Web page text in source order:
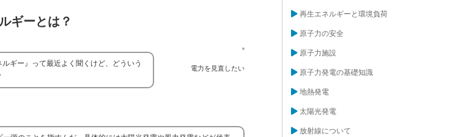
ギーとは？
電力を見直したい
ギー』って最近よく聞くけど、どういう
再生エネルギーと環境負荷
原子力の安全
原子力施設
原子力発電の基礎知識
地熱発電
太陽光発電
放射線について